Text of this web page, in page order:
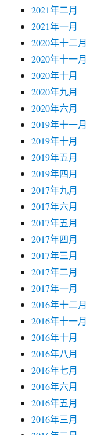
2021年二月
2021年一月
2020年十二月
2020年十一月
2020年十月
2020年九月
2020年六月
2019年十一月
2019年十月
2019年五月
2019年四月
2017年九月
2017年六月
2017年五月
2017年四月
2017年三月
2017年二月
2017年一月
2016年十二月
2016年十一月
2016年十月
2016年八月
2016年七月
2016年六月
2016年五月
2016年三月